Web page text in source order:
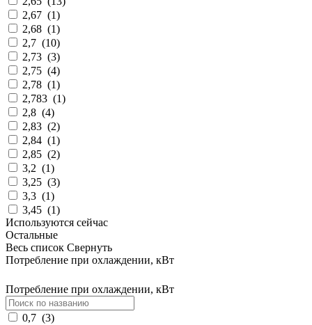
2,67 (1)
2,68 (1)
2,7 (10)
2,73 (3)
2,75 (4)
2,78 (1)
2,783 (1)
2,8 (4)
2,83 (2)
2,84 (1)
2,85 (2)
3,2 (1)
3,25 (3)
3,3 (1)
3,45 (1)
Используются сейчас
Остальные
Весь список Свернуть
Потребление при охлаждении, кВт
Потребление при охлаждении, кВт
0,7 (3)